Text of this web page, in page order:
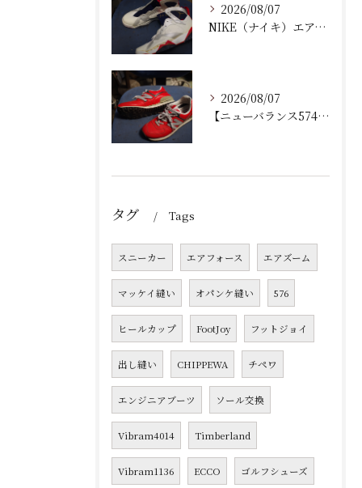
2026/08/07
NIKE（ナイキ）エアジョーダン7の加水分解修理！ミッドソール交換とオパンケ縫い補強で復活させるプロの技
2026/08/07
【ニューバランス574修理】加水分解したウェッジヒールの部分交換手順と費用・耐久性を徹底解説！
タグ Tags
スニーカー エアフォース エアズーム
マッケイ縫い オパンケ縫い 576
ヒールカップ FootJoy フットジョイ
出し縫い CHIPPEWA チペワ
エンジニアブーツ ソール交換
Vibram4014 Timberland
Vibram1136 ECCO ゴルフシューズ